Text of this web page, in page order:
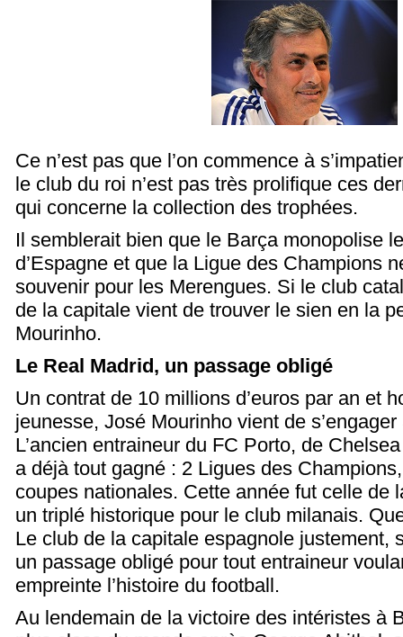
Ce n’est pas que l’on commence à
le club du roi n’est pas très prolifique ces
qui concerne la collection des trophées.
Il semblerait bien que le Barça monopolise
d’Espagne et que la Ligue des Champions
souvenir pour les Merengues. Si le club
de la capitale vient de trouver le sien en la
Mourinho.
Le Real Madrid, un passage obligé
Un contrat de 10 millions d’euros par an et
jeunesse, José Mourinho vient de
L’ancien entraineur du FC Porto, de
a déjà tout gagné : 2 Ligues des
coupes nationales. Cette année fut celle de
un triplé historique pour le club milanais.
Le club de la capitale espagnole justement,
un passage obligé pour tout entraineur
empreinte l’histoire du football.
Au lendemain de la victoire des intéristes à